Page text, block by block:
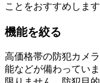
ことをおすすめします
機能を絞る
高価格帯の防犯カメ
能などが備わってい